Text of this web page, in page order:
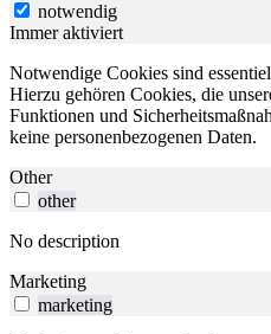
notwendig
Immer aktiviert
Notwendige Cookies sind
Hierzu gehören Cookies, die
Funktionen und
keine personenbezogenen Daten.
Other
other
No description
Marketing
marketing